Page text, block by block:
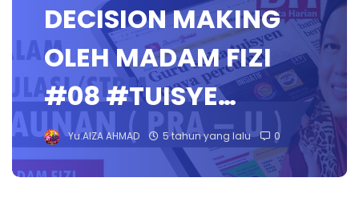
DECISION MAKING
OLEH MADAM FIZI
#08 #TUISYE…
Yu.AIZA AHMAD 5 tahun yang lalu 0